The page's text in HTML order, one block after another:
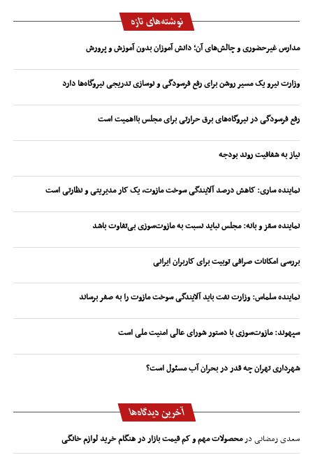
نوشته‌های تازه
مدارس غیرحضوری و چالش‌های آن؛ دانش آموزان بدون آموزش و پرورش
وزارت نیرو یک مسیر روشن برای رفع فرسودگی و نوسازی تدریجی نیروگاه‌ها دارد
رفع فرسودگی در نیروگاه‌های برق حرارتی برای مجلس بااهمیت است
نیاز به شفافیت روند بودجه
نماینده ساری: کاهش درصد آلایندگی سوخت مازوت، یک کار مدیریتی و نظارتی است
نماینده سقز و بانه: مجلس نباید نسبت به مازوت‌سوزی بی‌تفاوت باشد
بررسی امکانات صرافی توبیت برای کاربران ایرانی
نماینده سلماس: وزارت نفت باید آلایندگی سوخت مازوت را به صفر برساند
سپهوند:‌ مازوت‌سوزی با دستور شورای عالی امنیت ملی است
شهرداری تهران چه قدر در بحران آب مسئول است؟
آخرین دیدگاه‌ها
سعدی رمضانیدرمحصولات مهم و کم قیمت بازار در هنگام خرید لوازم خانگی